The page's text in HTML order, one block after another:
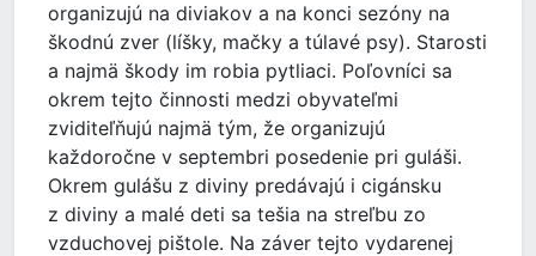
organizujú na diviakov a na konci sezóny na
škodnú zver (líšky, mačky a túlavé psy). Starosti
a najmä škody im robia pytliaci. Poľovníci sa
okrem tejto činnosti medzi obyvateľmi
zviditeľňujú najmä tým, že organizujú
každoročne v septembri posedenie pri guláši.
Okrem gulášu z diviny predávajú i cigánsku
z diviny a malé deti sa tešia na streľbu zo
vzduchovej pištole. Na záver tejto vydarenej